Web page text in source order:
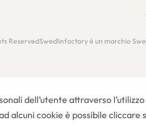
ReservedSwedlinfactory è un marchio
dell’utente attraverso
alcuni cookie è possibile cliccare